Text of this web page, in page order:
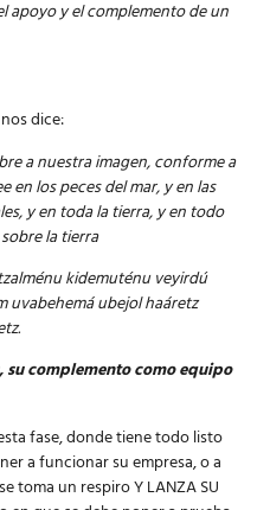
apoyo y el complemento de un
dice:
a nuestra imagen, conforme a
en los peces del mar, y en las
y en toda la tierra, y en todo
la tierra
kidemuténu veyirdú
uvabehemá ubejol haáretz
su complemento como equipo
fase, donde tiene todo listo
a funcionar su empresa, o a
toma un respiro Y LANZA SU